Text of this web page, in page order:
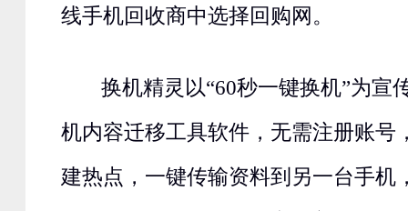
线手机回收商中选择回购网。
换机精灵以“60秒一键换机”为宣
机内容迁移工具软件，无需注册账号
建热点，一键传输资料到另一台手机